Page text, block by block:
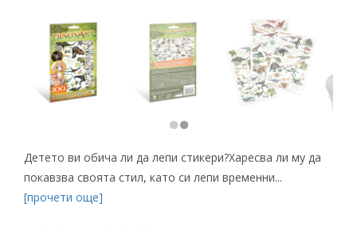
Детето ви обича ли да лепи стикери?Харесва ли му да
покавзва своята стил, като си лепи временни...
[прочети още]